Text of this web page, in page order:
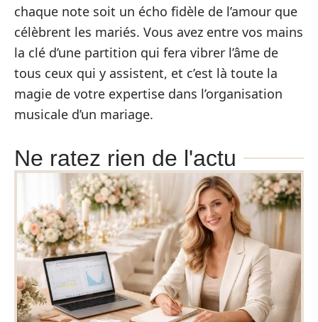
chaque note soit un écho fidèle de l’amour que
célèbrent les mariés. Vous avez entre vos mains
la clé d’une partition qui fera vibrer l’âme de
tous ceux qui y assistent, et c’est là toute la
magie de votre expertise dans l’organisation
musicale d’un mariage.
Ne ratez rien de l'actu